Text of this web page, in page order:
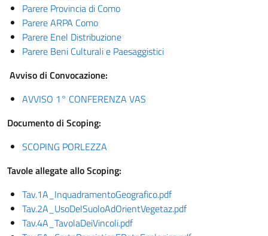
Parere Provincia di Como
Parere ARPA Como
Parere Enel Distribuzione
Parere Beni Culturali e Paesaggistici
Avviso di Convocazione:
AVVISO 1° CONFERENZA VAS
Documento di Scoping:
SCOPING PORLEZZA
Tavole allegate allo Scoping:
Tav.1A_InquadramentoGeografico.pdf
Tav.2A_UsoDelSuoloAdOrientVegetaz.pdf
Tav.4A_TavolaDeiVincoli.pdf